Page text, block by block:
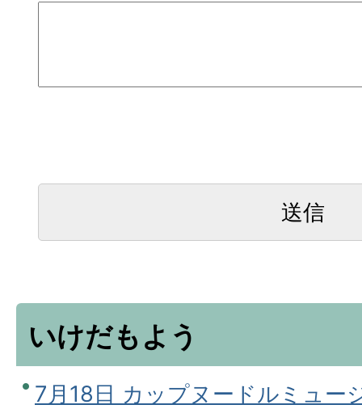
いけだもよう
7月18日 カップヌードルミュー